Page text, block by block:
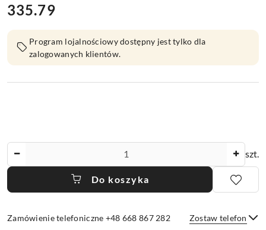
Cena:
335.79
Program lojalnościowy dostępny jest tylko dla
zalogowanych klientów.
szt.
Do koszyka
Zamówienie telefoniczne +48 668 867 282 Zostaw telefon